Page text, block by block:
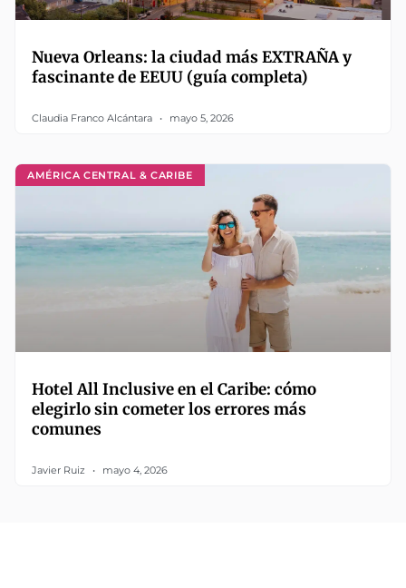
Nueva Orleans: la ciudad más EXTRAÑA y
fascinante de EEUU (guía completa)
Claudia Franco Alcántara mayo 5, 2026
AMÉRICA CENTRAL & CARIBE
Hotel All Inclusive en el Caribe: cómo
elegirlo sin cometer los errores más
comunes
Javier Ruiz mayo 4, 2026